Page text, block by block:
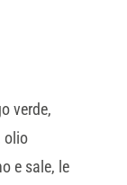
verde,
olio
e sale, le